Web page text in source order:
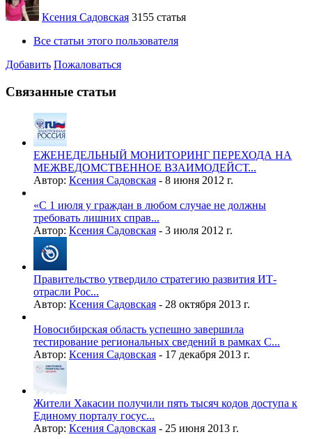
Ксения Садовская 3155 статья
Все статьи этого пользователя
Добавить Пожаловаться
Связанные статьи
ЕЖЕНЕДЕЛЬНЫЙ МОНИТОРИНГ ПЕРЕХОДА НА
МЕЖВЕДОМСТВЕННОЕ ВЗАИМОДЕЙСТ...
Автор: Ксения Садовская - 8 июня 2012 г.
«С 1 июля у граждан в любом случае не должны
требовать лишних справ...
Автор: Ксения Садовская - 3 июля 2012 г.
Правительство утвердило стратегию развития ИТ-
отрасли Рос...
Автор: Ксения Садовская - 28 октября 2013 г.
Новосибирская область успешно завершила
тестирование региональных сведений в рамках С...
Автор: Ксения Садовская - 17 декабря 2013 г.
Жители Хакасии получили пять тысяч кодов доступа к
Единому порталу госус...
Автор: Ксения Садовская - 25 июня 2013 г.